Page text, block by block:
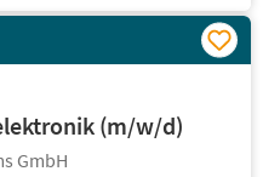
(m/w/d)
GmbH